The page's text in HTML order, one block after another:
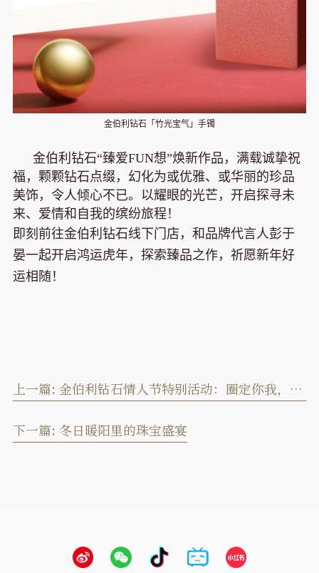
金伯利钻石「竹光宝气」手镯
金伯利钻石“臻爱FUN想”焕新作品，满载诚挚祝
福，颗颗钻石点缀，幻化为或优雅、或华丽的珍品
美饰，令人倾心不已。以耀眼的光芒，开启探寻未
来、爱情和自我的缤纷旅程！
即刻前往金伯利钻石线下门店，和品牌代言人彭于
晏一起开启鸿运虎年，探索臻品之作，祈愿新年好
运相随！
上一篇: 金伯利钻石情人节特别活动：圈定你我，天生一对
下一篇: 冬日暖阳里的珠宝盛宴